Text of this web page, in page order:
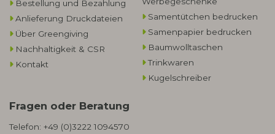
Bestellung und Bezahlung
Anlieferung Druckdateien
Über Greengiving
Nachhaltigkeit & CSR
Kontakt
Samentütchen bedrucken
Samenpapier bedrucken
Baumwolltaschen​
Trinkwaren
Kugelschreiber
Fragen oder Beratung
Telefon: +49 (0)3222 1094570